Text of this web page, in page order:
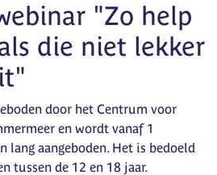
"Zo help
die niet lekker
door het Centrum voor
en wordt vanaf 1
lang aangeboden. Het is bedoeld
tussen de 12 en 18 jaar.